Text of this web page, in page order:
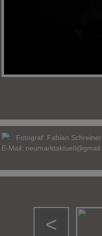
Fotograf: Fabian Schreiner
E-Mail:
<